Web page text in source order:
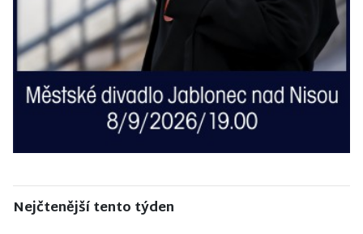
Nejčtenější tento týden